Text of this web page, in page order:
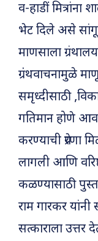
व-हाडीं मित्रांना
भेट दिले असे
माणसाला
ग्रंंथवाचनामुळे
समृध्दीसाठी
गतिमान होणे
करण्याची प्रेरणा
लागली आणि
कळण्यासाठी
राम गारकर यांनी
सत्काराला उत्तर